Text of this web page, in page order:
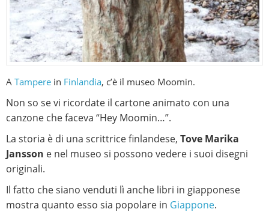
A Tampere in Finlandia, c’è il museo Moomin.
Non so se vi ricordate il cartone animato con una
canzone che faceva “Hey Moomin…”.
La storia è di una scrittrice finlandese, Tove Marika
Jansson e nel museo si possono vedere i suoi disegni
originali.
Il fatto che siano venduti lì anche libri in giapponese
mostra quanto esso sia popolare in Giappone.